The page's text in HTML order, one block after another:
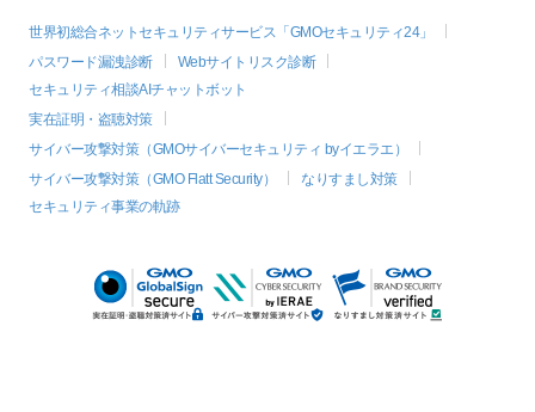
世界初総合ネットセキュリティサービス「GMOセキュリティ24」
パスワード漏洩診断
Webサイトリスク診断
セキュリティ相談AIチャットボット
実在証明・盗聴対策
サイバー攻撃対策（GMOサイバーセキュリティ byイエラエ）
サイバー攻撃対策（GMO Flatt Security）
なりすまし対策
セキュリティ事業の軌跡